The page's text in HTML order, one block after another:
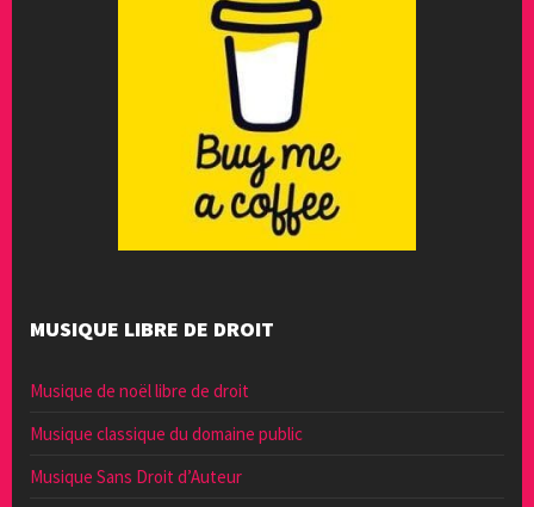
MUSIQUE LIBRE DE DROIT
Musique de noël libre de droit
Musique classique du domaine public
Musique Sans Droit d’Auteur